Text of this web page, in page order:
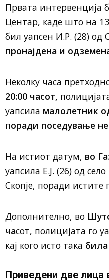
Првата интервенција
Центар, каде што на
бил уапсен И.Р. (28) од
пронајдена и
Неколку часа
20:00 часот,
уапсила малолетник
поради поседување
На истиот датум, во
уапсила Е.Ј. (26) од
Скопје, поради
Дополнително, во
часот, полицијата го
кај кого исто така
Приведени две лица